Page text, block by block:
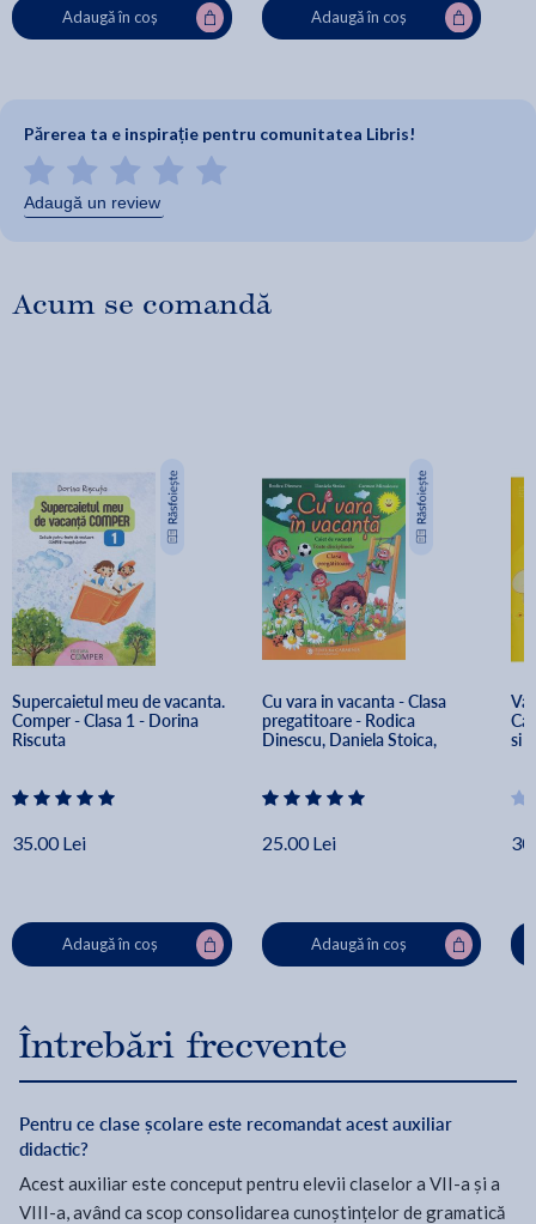
Adaugă în coș Adaugă în coș
Părerea ta e inspirație pentru comunitatea Libris!
Adaugă un review
Acum se comandă
Supercaietul meu de vacanta.
Comper - Clasa 1 - Dorina
Riscuta
35.00 Lei
Adaugă în coș
Cu vara in vacanta - Clasa
pregatitoare - Rodica
Dinescu, Daniela Stoica,
25.00 Lei
Adaugă în coș
si
Întrebări frecvente
Pentru ce clase școlare este recomandat acest auxiliar
didactic?
Acest auxiliar este conceput pentru elevii claselor a VII-a și a
VIII-a, având ca scop consolidarea cunoștințelor de gramatică